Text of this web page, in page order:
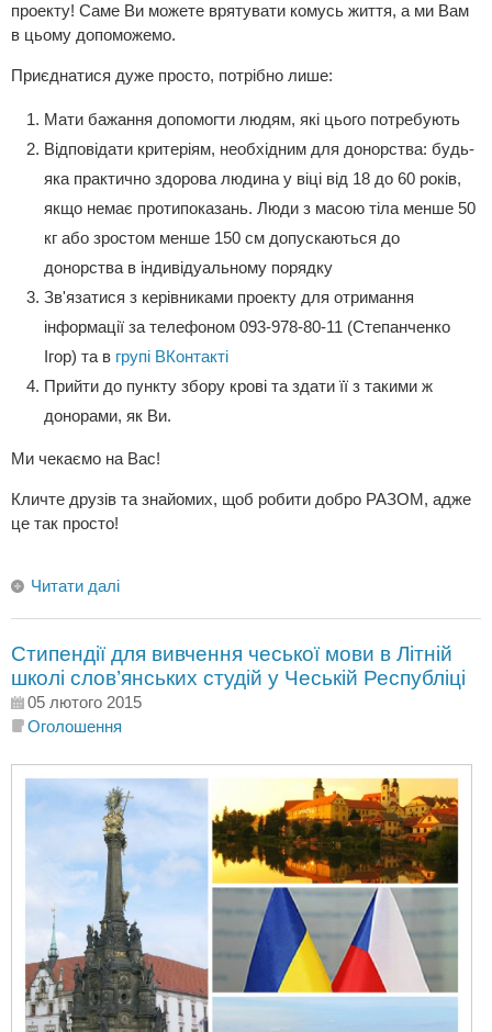
проекту! Саме Ви можете врятувати комусь життя, а ми Вам
в цьому допоможемо.
Приєднатися дуже просто, потрібно лише:
Мати бажання допомогти людям, які цього потребують
Відповідати критеріям, необхідним для донорства: будь-
яка практично здорова людина у віці від 18 до 60 років,
якщо немає протипоказань. Люди з масою тіла менше 50
кг або зростом менше 150 см допускаються до
донорства в індивідуальному порядку
Зв'язатися з керівниками проекту для отримання
інформації за телефоном 093-978-80-11 (Степанченко
Ігор) та в групі ВКонтакті
Прийти до пункту збору крові та здати її з такими ж
донорами, як Ви.
Ми чекаємо на Вас!
Кличте друзів та знайомих, щоб робити добро РАЗОМ, адже
це так просто!
Читати далі
Стипендії для вивчення чеської мови в Літній
школі слов’янських студій у Чеській Республіці
05 лютого 2015
Оголошення